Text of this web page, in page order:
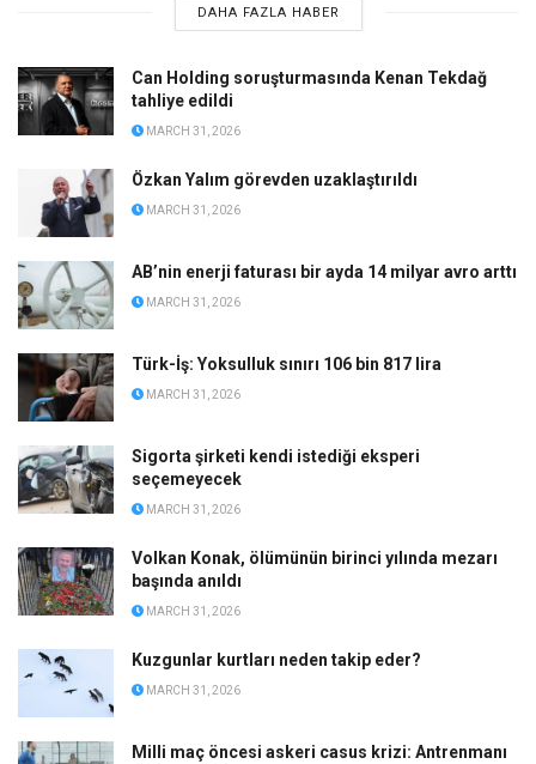
DAHA FAZLA HABER
Can Holding soruşturmasında Kenan Tekdağ
tahliye edildi
MARCH 31, 2026
Özkan Yalım görevden uzaklaştırıldı
MARCH 31, 2026
AB’nin enerji faturası bir ayda 14 milyar avro arttı
MARCH 31, 2026
Türk-İş: Yoksulluk sınırı 106 bin 817 lira
MARCH 31, 2026
Sigorta şirketi kendi istediği eksperi
seçemeyecek
MARCH 31, 2026
Volkan Konak, ölümünün birinci yılında mezarı
başında anıldı
MARCH 31, 2026
Kuzgunlar kurtları neden takip eder?
MARCH 31, 2026
Milli maç öncesi askeri casus krizi: Antrenmanı